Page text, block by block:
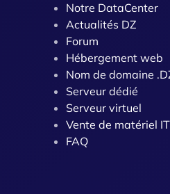
Notre DataCenter
Actualités DZ
Forum
Hébergement web
Nom de domaine
Serveur dédié
Serveur virtuel
Vente de matériel IT
FAQ